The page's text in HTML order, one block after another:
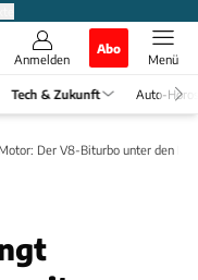
Anmelden
Abo
Menü
Tech & Zukunft Auto-
Der V8-Biturbo unter den E-